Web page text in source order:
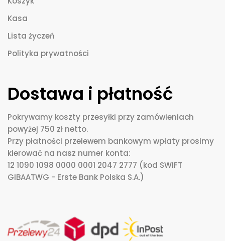
Kasa
Lista życzeń
Polityka prywatności
Dostawa i płatność
Pokrywamy koszty przesyłki przy zamówieniach
powyżej 750 zł netto.
Przy płatności przelewem bankowym wpłaty prosimy
kierować na nasz numer konta:
12 1090 1098 0000 0001 2047 2777 (kod SWIFT
GIBAATWG - Erste Bank Polska S.A.)